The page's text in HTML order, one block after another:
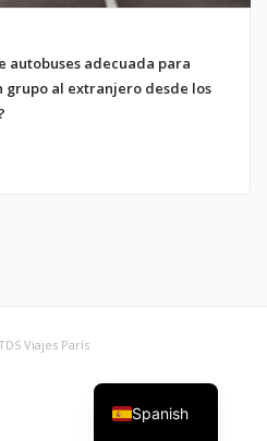
autobuses adecuada para
grupo al extranjero desde los
Viajes París
Spanish